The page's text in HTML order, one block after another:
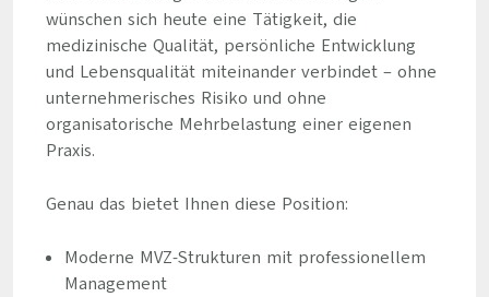
wünschen sich heute eine Tätigkeit, die
medizinische Qualität, persönliche Entwicklung
und Lebensqualität miteinander verbindet – ohne
unternehmerisches Risiko und ohne
organisatorische Mehrbelastung einer eigenen
Praxis.
Genau das bietet Ihnen diese Position:
Moderne MVZ-Strukturen mit professionellem
Management